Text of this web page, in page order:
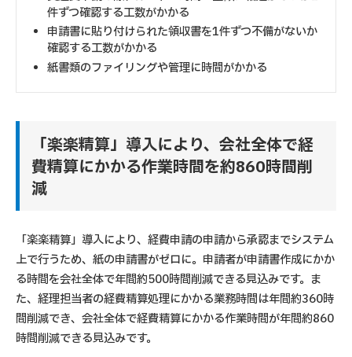
件ずつ確認する工数がかかる
申請書に貼り付けられた領収書を1件ずつ不備がないか
確認する工数がかかる
紙書類のファイリングや管理に時間がかかる
「楽楽精算」導入により、会社全体で経
費精算にかかる作業時間を約860時間削
減
「楽楽精算」導入により、経費申請の申請から承認までシステム
上で行うため、紙の申請書がゼロに。申請者が申請書作成にかか
る時間を会社全体で年間約500時間削減できる見込みです。ま
た、経理担当者の経費精算処理にかかる業務時間は年間約360時
間削減でき、会社全体で経費精算にかかる作業時間が年間約860
時間削減できる見込みです。